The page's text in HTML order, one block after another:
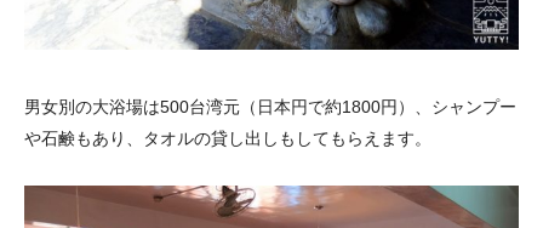
男女別の大浴場は500台湾元（日本円で約1800円）、シャンプー
や石鹸もあり、タオルの貸し出しもしてもらえます。